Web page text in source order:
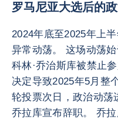
罗马尼亚大选后的
2024年底至2025年上
异常动荡。 这场动荡
科林·乔治斯库被禁止
决定导致2025年5月整
轮投票次日，政治动荡
乔拉库宣布辞职。 乔